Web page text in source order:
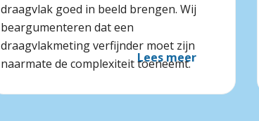
draagvlak goed in beeld brengen. Wij
beargumenteren dat een
draagvlakmeting verfijnder moet zijn
naarmate de complexiteit toeneemt.
Lees meer